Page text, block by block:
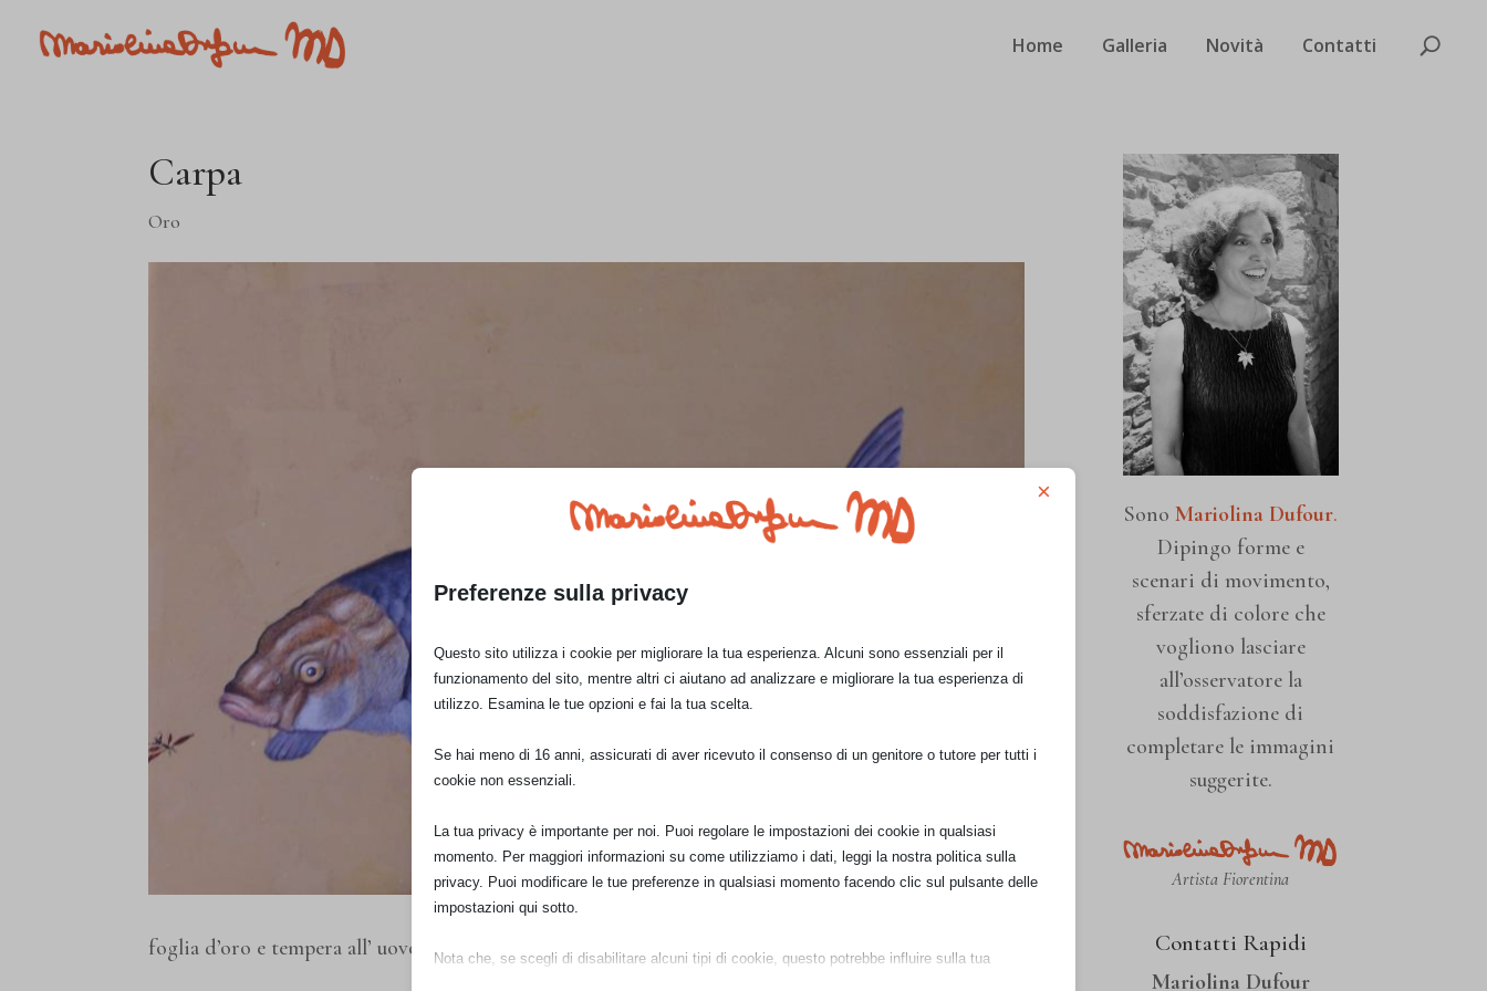
Home Galleria Novità Contatti
Carpa
Oro
foglia d’oro e tempera all’ uovo su tavola
Sono Mariolina Dufour.
Dipingo forme e
scenari di movimento,
sferzate di colore che
vogliono lasciare
all’osservatore la
soddisfazione di
completare le immagini
suggerite.
Artista Fiorentina
Contatti Rapidi
Mariolina Dufour
Preferenze sulla privacy
×
Questo sito utilizza i cookie per migliorare la tua esperienza. Alcuni sono essenziali per il
funzionamento del sito, mentre altri ci aiutano ad analizzare e migliorare la tua esperienza di
utilizzo. Esamina le tue opzioni e fai la tua scelta.
Se hai meno di 16 anni, assicurati di aver ricevuto il consenso di un genitore o tutore per tutti i
cookie non essenziali.
La tua privacy è importante per noi. Puoi regolare le impostazioni dei cookie in qualsiasi
momento. Per maggiori informazioni su come utilizziamo i dati, leggi la nostra politica sulla
privacy. Puoi modificare le tue preferenze in qualsiasi momento facendo clic sul pulsante delle
impostazioni qui sotto.
Nota che, se scegli di disabilitare alcuni tipi di cookie, questo potrebbe influire sulla tua